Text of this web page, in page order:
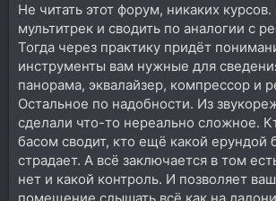
Не читать этот форум, никаких курсов.
мультитрек и сводить по аналогии с
Тогда через практику придёт
инструменты вам нужные для
панорама, эквалайзер, компрессор и
Остальное по надобности. Из
сделали что-то нереально сложное.
басом сводит, кто ещё какой ерундой
страдает. А всё заключается в том
нет и какой контроль. И позволяет